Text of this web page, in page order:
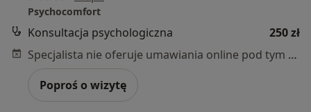
Psychocomfort
Konsultacja psychologiczna
250 zł
Specjalista nie oferuje umawiania online pod tym adresem.
Poproś o wizytę